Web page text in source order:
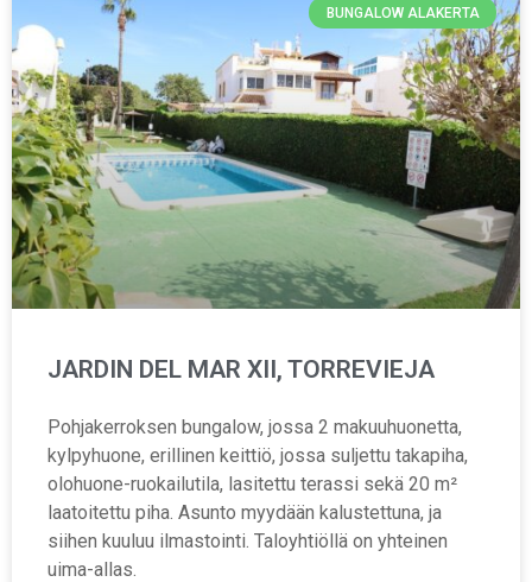
BUNGALOW ALAKERTA
JARDIN DEL MAR XII, TORREVIEJA
Pohjakerroksen bungalow, jossa 2 makuuhuonetta,
kylpyhuone, erillinen keittiö, jossa suljettu takapiha,
olohuone-ruokailutila, lasitettu terassi sekä 20 m²
laatoitettu piha. Asunto myydään kalustettuna, ja
siihen kuuluu ilmastointi. Taloyhtiöllä on yhteinen
uima-allas.